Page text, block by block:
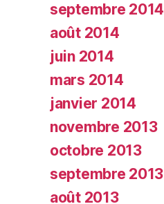
septembre 2014
août 2014
juin 2014
mars 2014
janvier 2014
novembre 2013
octobre 2013
septembre 2013
août 2013